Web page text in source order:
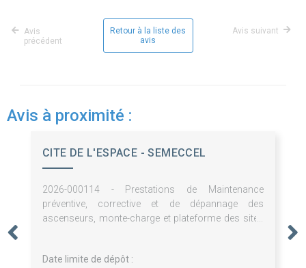
Avis
précédent
Retour à la liste des
avis
Avis suivant
Avis à proximité :
CITE DE L'ESPACE - SEMECCEL
2026-000114 - Prestations de Maintenance
préventive, corrective et de dépannage des
ascenseurs, monte-charge et plateforme des sites
Date limite de dépôt :